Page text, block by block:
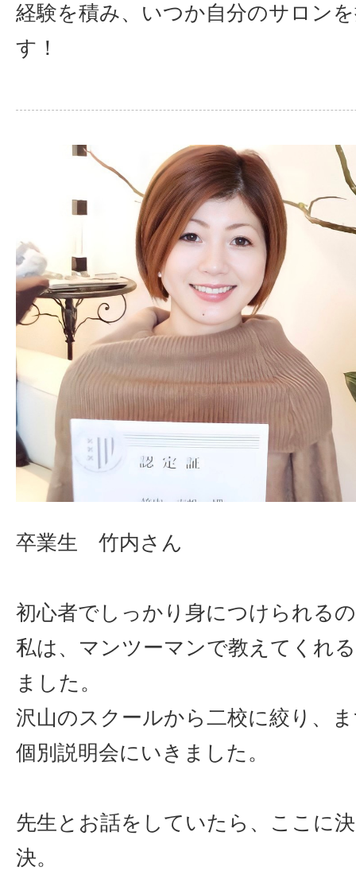
経験を積み、いつか自分のサロン
す！
卒業生 竹内さん
初心者でしっかり身につけられる
私は、マンツーマンで教えてくれ
ました。
沢山のスクールから二校に絞り、
個別説明会にいきました。
先生とお話をしていたら、ここに
決。